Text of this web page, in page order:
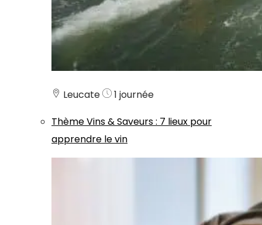
Leucate
1 journée
ThèmeVins & Saveurs: 7 lieux pour
apprendre le vin